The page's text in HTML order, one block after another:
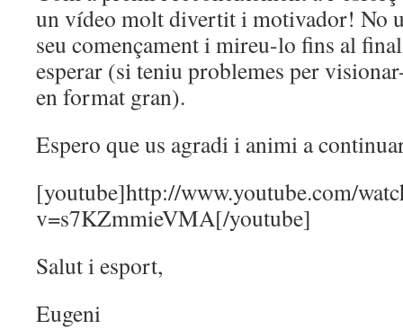
un vídeo molt divertit i motivador! No
seu començament i mireu-lo fins al
esperar (si teniu problemes per
en format gran).
Espero que us agradi i animi a
[youtube]http://www.youtube.com/
v=s7KZmmieVMA[/youtube]
Salut i esport,
Eugeni